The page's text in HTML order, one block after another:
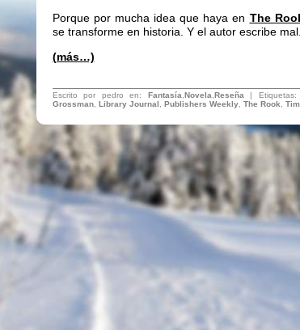
Porque por mucha idea que haya en The
se transforme en historia. Y el autor escribe mal.
(más…)
Escrito por pedro en: Fantasía Novela Reseña |
Grossman, Library Journal Publishers Weekly, The Rook